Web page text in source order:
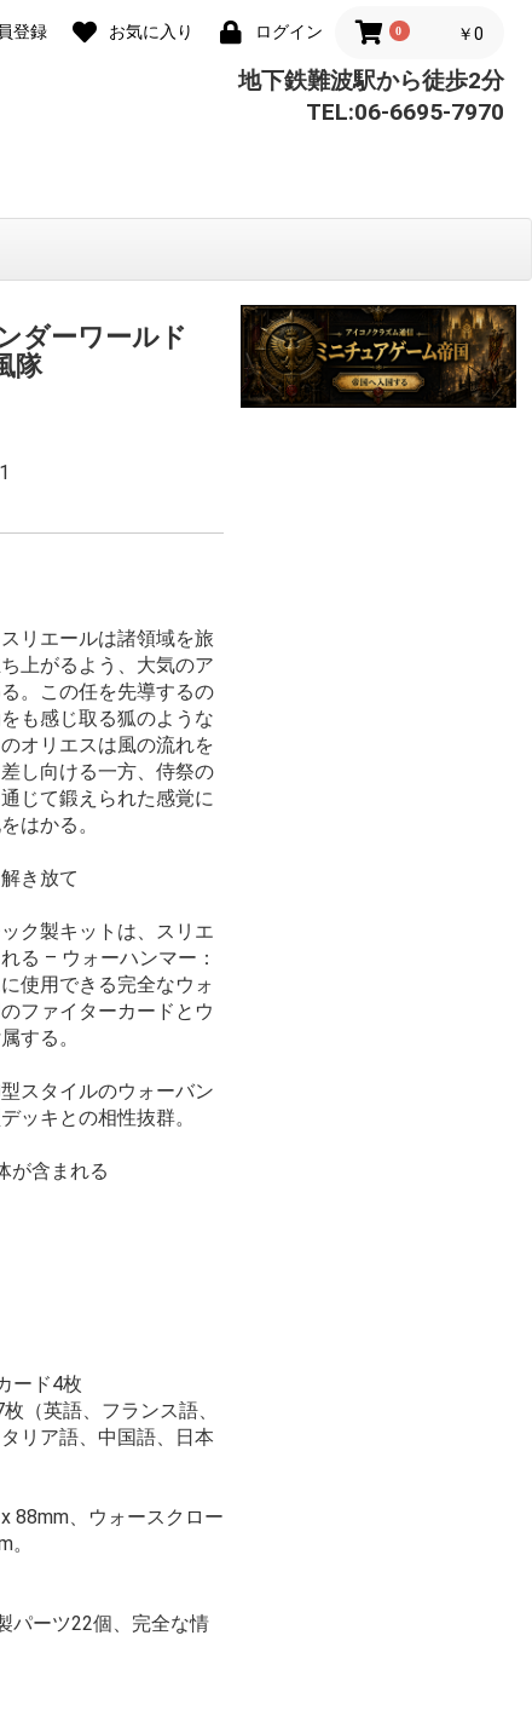
登録 お気に入り ログイン 0 ￥0
地下鉄難波駅から徒歩2分
TEL:06-6695-7970
ダーワールド
隊
リエールは諸領域を旅
上がるよう、大気のア
。この任を先導するの
も感じ取る狐のような
オリエスは風の流れを
し向ける一方、侍祭の
じて鍛えられた感覚に
はかる。
き放て
ク製キットは、スリエ
る – ウォーハンマー：
使用できる完全なウォ
ファイターカードとウ
する。
スタイルのウォーバン
ッキとの相性抜群。
が含まれる
ード4枚
（英語、フランス語、
リア語、中国語、日本
88mm、ウォースクロー
パーツ22個、完全な情